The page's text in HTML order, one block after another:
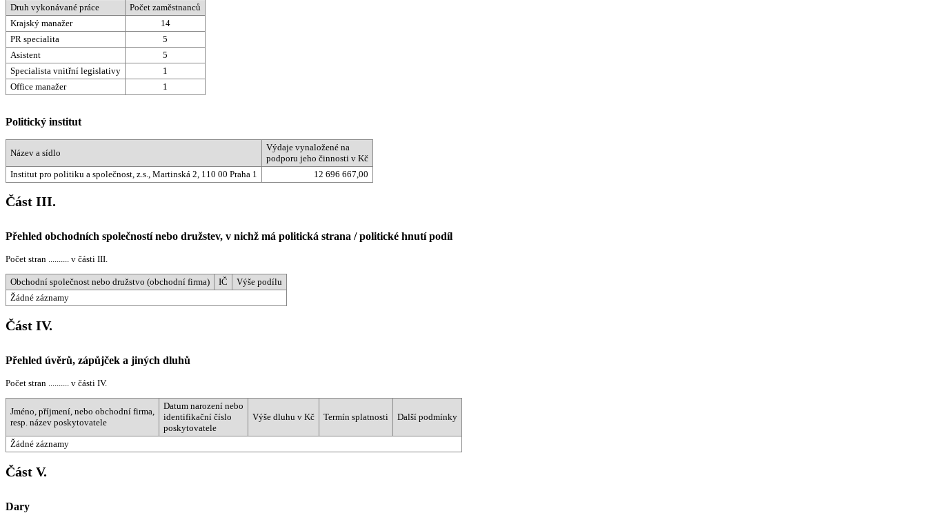
Druh vykonávané práce
Počet zaměstnanců
Krajský manažer
14
PR specialita
5
Asistent
5
Specialista vnitřní legislativy
1
Office manažer
1
Politický institut
Název a sídlo
Výdaje vynaložené na
podporu jeho činnosti v Kč
Institut pro politiku a společnost, z.s., Martinská 2, 110 00 Praha 1
12 696 667,00
Část III.
Přehled obchodních společností nebo družstev, v nichž má politická strana / politické hnutí podíl
Počet stran .......... v části III.
Obchodní společnost nebo družstvo (obchodní firma) IČ
Výše podílu
Žádné záznamy
Část IV.
Přehled úvěrů, zápůjček a jiných dluhů
Počet stran .......... v části IV.
Jméno, příjmení, nebo obchodní firma,
resp. název poskytovatele
Datum narození nebo
identifikační číslo
poskytovatele
Výše dluhu v Kč Termín splatnosti Další podmínky
Žádné záznamy
Část V.
Dary